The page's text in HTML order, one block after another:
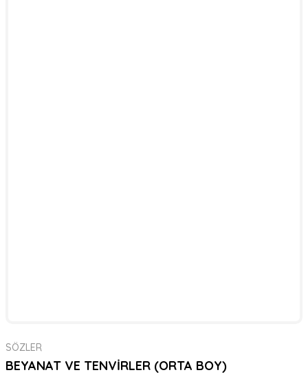
SÖZLER
BEYANAT VE TENVİRLER (ORTA BOY)